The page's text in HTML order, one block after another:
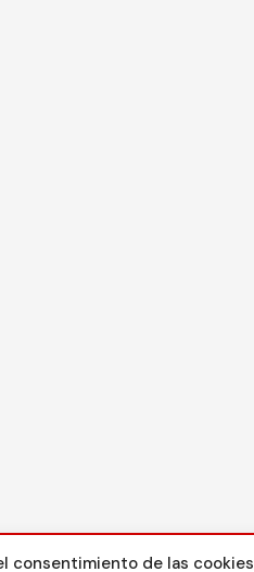
consentimiento de las cookies
Contacto